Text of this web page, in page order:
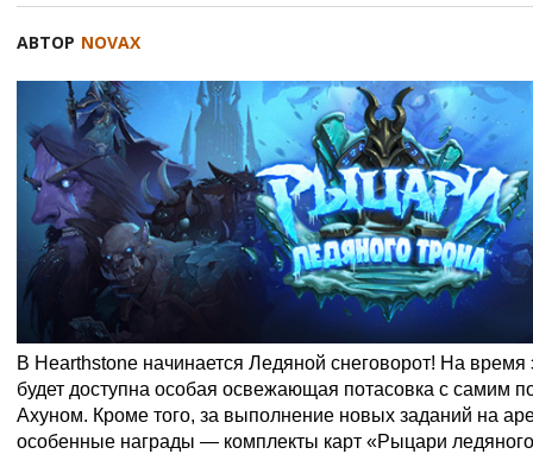
АВТОР NOVAX
В Hearthstone начинается Ледяной снеговорот! На время
будет доступна особая освежающая потасовка с самим
Ахуном. Кроме того, за выполнение новых заданий на
особенные награды — комплекты карт «Рыцари